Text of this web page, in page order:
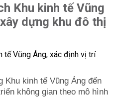
Khu kinh tế Vũng
dựng khu đô thị
Khu kinh tế Vũng Áng đến
không gian theo mô hình